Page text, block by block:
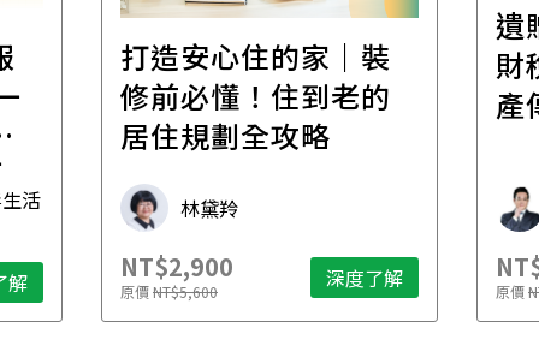
活
解
打造安心住的家｜裝
修前必懂！住到老的
居住規劃全攻略
林黛羚
NT$2,900
原價NT$5,600 深度了解
遺
財
產
原價